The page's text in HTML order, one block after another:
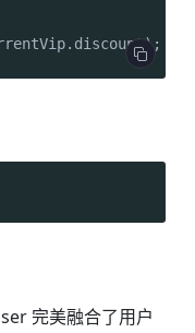
discount);
完美融合了用户